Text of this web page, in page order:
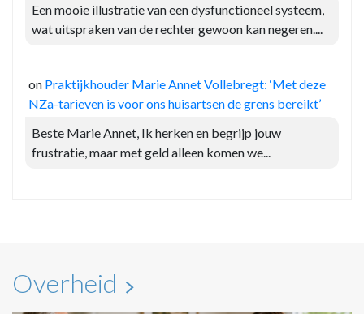
Een mooie illustratie van een dysfunctioneel systeem,
wat uitspraken van de rechter gewoon kan negeren....
on Praktijkhouder Marie Annet Vollebregt: ‘Met deze
NZa-tarieven is voor ons huisartsen de grens bereikt’
Beste Marie Annet, Ik herken en begrijp jouw
frustratie, maar met geld alleen komen we...
Overheid